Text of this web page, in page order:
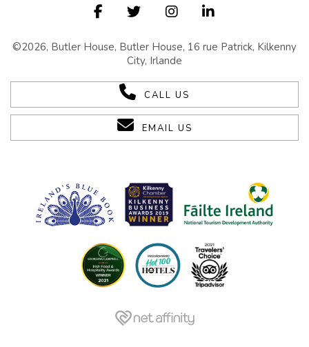
©2026, Butler House, Butler House, 16 rue Patrick, Kilkenny
City, Irlande
CALL US
EMAIL US